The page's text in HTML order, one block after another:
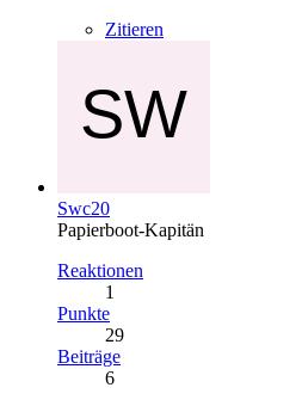
Zitieren
Swc20
Papierboot-Kapitän
Reaktionen
1
Punkte
29
Beiträge
6